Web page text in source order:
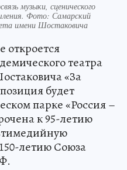
музыки, сценического
Фото: Самарский
имени Шостаковича
откроется
театра
«За
будет
парке «Россия –
к 95-летию
летию Союза